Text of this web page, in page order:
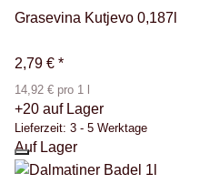
Grasevina Kutjevo 0,187l
2,79 € *
14,92 € pro 1 l
+20 auf Lager
Lieferzeit: 3 - 5 Werktage
Auf Lager